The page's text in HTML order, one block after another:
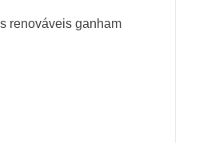
renováveis ganham